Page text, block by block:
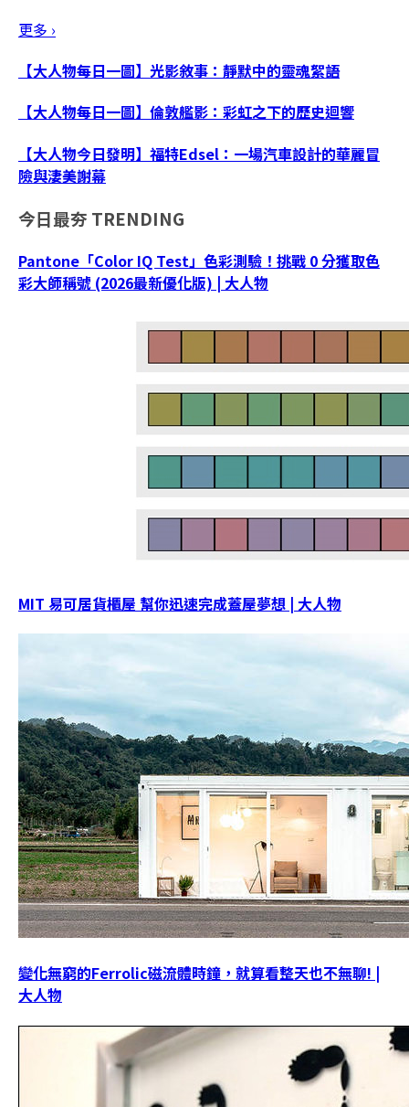
更多 ›
【大人物每日一圖】光影敘事：靜默中的靈魂絮語
【大人物每日一圖】倫敦艦影：彩虹之下的歷史迴響
【大人物今日發明】福特Edsel：一場汽車設計的華麗冒
險與淒美謝幕
今日最夯 TRENDING
Pantone「Color IQ Test」色彩測驗！挑戰 0 分獲取色
彩大師稱號 (2026最新優化版) | 大人物
MIT 易可居貨櫃屋 幫你迅速完成蓋屋夢想 | 大人物
變化無窮的Ferrolic磁流體時鐘，就算看整天也不無聊! |
大人物